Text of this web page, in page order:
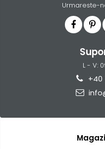
Urmareste-
L - V:
+40